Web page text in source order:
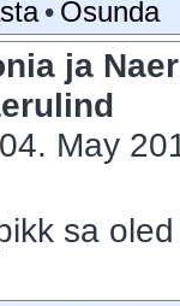
• Osunda
ja
May
sa